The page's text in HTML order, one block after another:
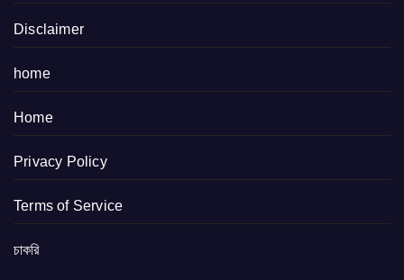
Disclaimer
home
Home
Privacy Policy
Terms of Service
চাকরি